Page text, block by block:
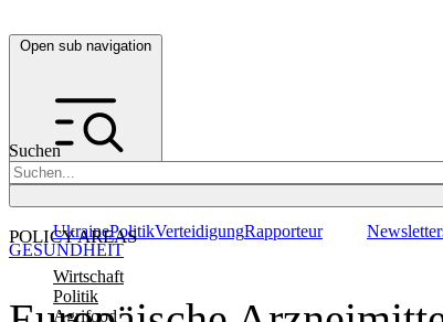
Open sub navigation
Suchen
POLICY AREAS
Wirtschaft
Politik
Agrifood
UkrainePolitikVerteidigungRapporteur
GESUNDHEIT